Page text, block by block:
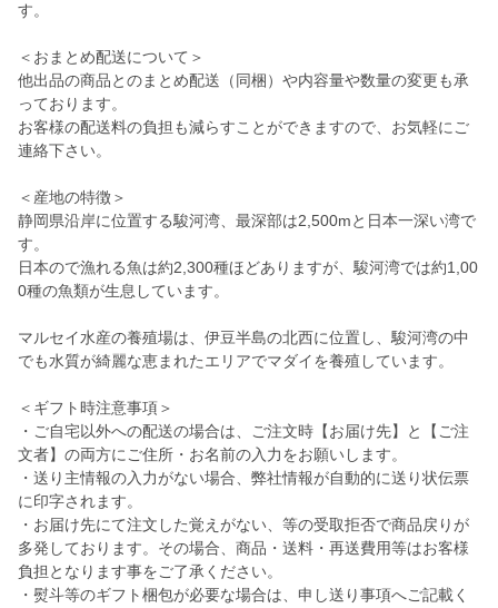
す。
＜おまとめ配送について＞
他出品の商品とのまとめ配送（同梱）や内容量や数量の変更も承
っております。
お客様の配送料の負担も減らすことができますので、お気軽にご
連絡下さい。
＜産地の特徴＞
静岡県沿岸に位置する駿河湾、最深部は2,500mと日本一深い湾で
す。
日本ので漁れる魚は約2,300種ほどありますが、駿河湾では約1,00
0種の魚類が生息しています。
マルセイ水産の養殖場は、伊豆半島の北西に位置し、駿河湾の中
でも水質が綺麗な恵まれたエリアでマダイを養殖しています。
＜ギフト時注意事項＞
・ご自宅以外への配送の場合は、ご注文時【お届け先】と【ご注
文者】の両方にご住所・お名前の入力をお願いします。
・送り主情報の入力がない場合、弊社情報が自動的に送り状伝票
に印字されます。
・お届け先にて注文した覚えがない、等の受取拒否で商品戻りが
多発しております。その場合、商品・送料・再送費用等はお客様
負担となります事をご了承ください。
・熨斗等のギフト梱包が必要な場合は、申し送り事項へご記載く